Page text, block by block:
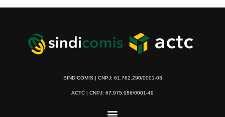
SINDICOMIS | CNPJ: 61.762.290/0001-03
ACTC | CNPJ: 67.975.086/0001-49